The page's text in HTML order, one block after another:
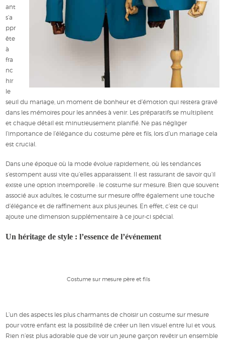
ant
s’a
ppr
ête
à
fra
nc
hir
le
seuil du mariage, un moment de bonheur et d’émotion qui restera gravé
dans les mémoires pour les années à venir. Les préparatifs se multiplient
et chaque détail est minutieusement planifié. Ne pas négliger
l’importance de l’élégance du costume père et fils, lors d’un mariage cela
est crucial.
Dans une époque où la mode évolue rapidement, où les tendances
s’estompent aussi vite qu’elles apparaissent. Il est rassurant de savoir qu’il
existe une option intemporelle : le costume sur mesure. Bien que souvent
associé aux adultes, le costume sur mesure offre également une touche
d’élégance et de raffinement aux plus jeunes. En effet, c’est ce qui
ajoute une dimension supplémentaire à ce jour-ci spécial.
Un héritage de style : l’essence de l’événement
Costume sur mesure père et fils
L’un des aspects les plus charmants de choisir un costume sur mesure
pour votre enfant est la possibilité de créer un lien visuel entre lui et vous.
Rien n’est plus adorable que de voir un jeune garçon revêtir un ensemble